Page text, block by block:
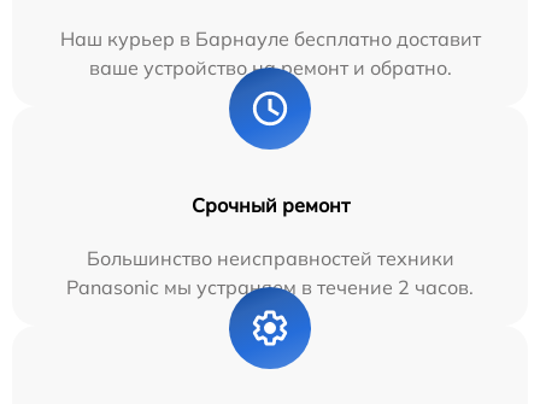
Наш курьер в Барнауле бесплатно доставит
ваше устройство на ремонт и обратно.
Срочный ремонт
Большинство неисправностей техники
Panasonic мы устраняем в течение 2 часов.